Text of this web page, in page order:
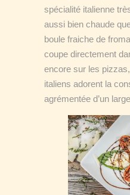
spécialité italienne
aussi bien chaude
boule fraiche de
coupe directement
encore sur les
italiens adorent la
agrémentée d’un